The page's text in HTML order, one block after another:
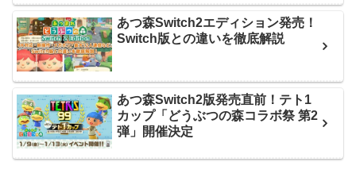
あつ森Switch2エディション発売！
Switch版との違いを徹底解説
あつ森Switch2版発売直前！テト1
カップ「どうぶつの森コラボ祭 第2
弾」開催決定